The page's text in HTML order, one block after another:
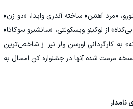
«مرد آهنین» ساخته آندری وایدا، «دو زن»
از لوکینو ویسکونتی، «سانشیرو سوگاتا»
به کارگردانی اورسن ولز نیز از شاخص‌ترین
مرمت شده آنها در جشنواره کن امسال به